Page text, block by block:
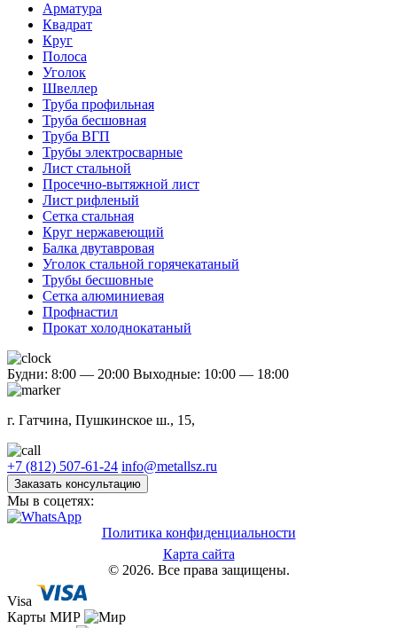
Арматура
Квадрат
Круг
Полоса
Уголок
Швеллер
Труба профильная
Труба бесшовная
Труба ВГП
Трубы электросварные
Лист стальной
Просечно-вытяжной лист
Лист рифленый
Сетка стальная
Круг нержавеющий
Балка двутавровая
Уголок стальной горячекатаный
Трубы бесшовные
Сетка алюминиевая
Профнастил
Прокат холоднокатаный
Будни: 8:00 — 20:00 Выходные: 10:00 — 18:00
г. Гатчина, Пушкинское ш., 15,
+7 (812) 507-61-24 info@metallsz.ru
Заказать консультацию
Мы в соцетях:
Политика конфиденциальности
Карта сайта
© 2026. Все права защищены.
Visa
Карты МИР